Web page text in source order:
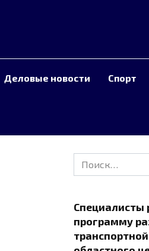
Деловые новости Спорт
Search
for:
Специалисты
программу